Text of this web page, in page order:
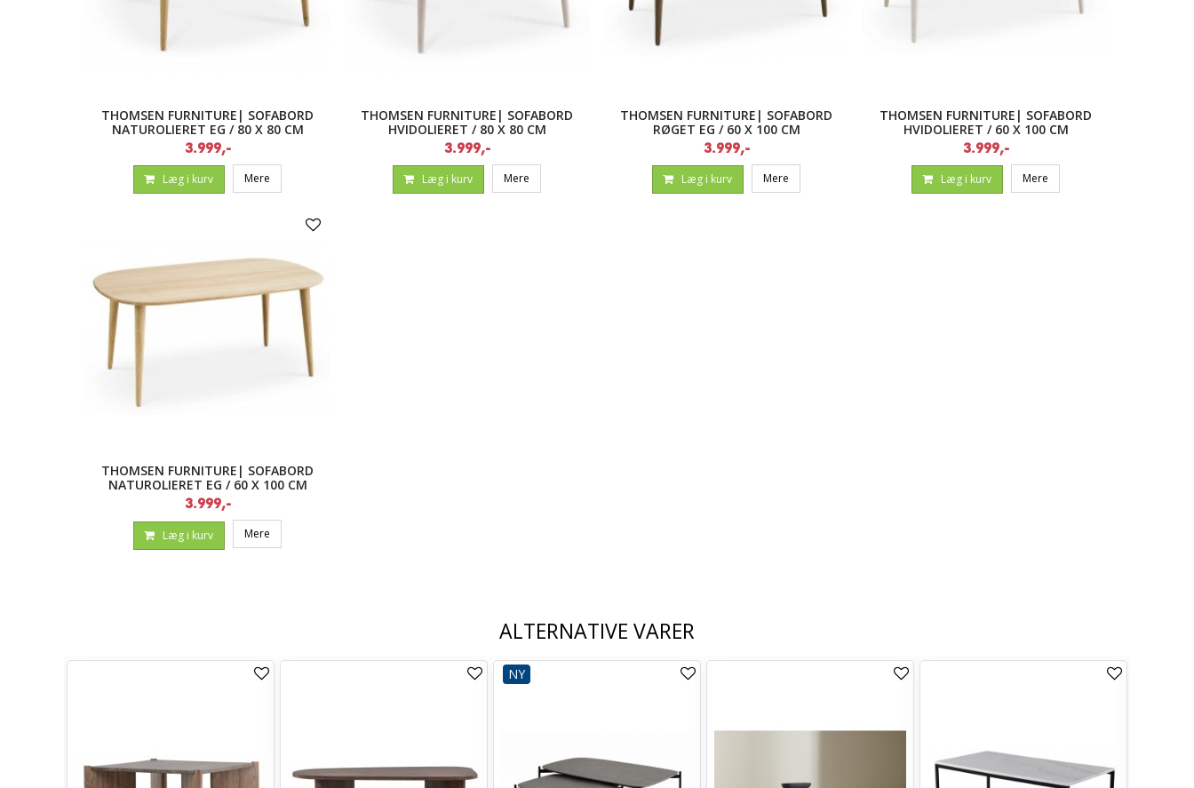
THOMSEN FURNITURE| SOFABORD
NATUROLIERET EG / 80 X 80 CM
3.999,-
Læg i kurv Mere
THOMSEN FURNITURE| SOFABORD
HVIDOLIERET / 80 X 80 CM
3.999,-
Læg i kurv Mere
THOMSEN FURNITURE| SOFABORD
RØGET EG / 60 X 100 CM
3.999,-
Læg i kurv Mere
THOMSEN FURNITURE| SOFABORD
HVIDOLIERET / 60 X 100 CM
3.999,-
Læg i kurv Mere
THOMSEN FURNITURE| SOFABORD
NATUROLIERET EG / 60 X 100 CM
3.999,-
Læg i kurv Mere
ALTERNATIVE VARER
NY